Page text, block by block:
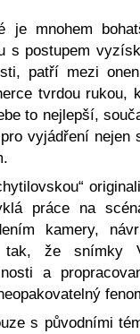
je mnohem
s postupem
patří mezi
tvrdou rukou,
to nejlepší,
vyjádření nejen
práce na
kamery,
tak, že snímky
a
s původními